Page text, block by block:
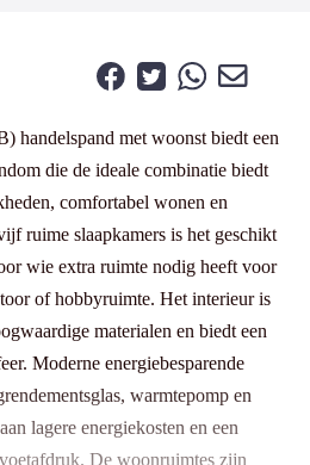
handelspand met woonst biedt een
die de ideale combinatie biedt
comfortabel wonen en
wie extra ruimte nodig heeft voor
Het interieur is
materialen en biedt een
Moderne energiebesparende
warmtepomp en
lagere energiekosten en een
zijn